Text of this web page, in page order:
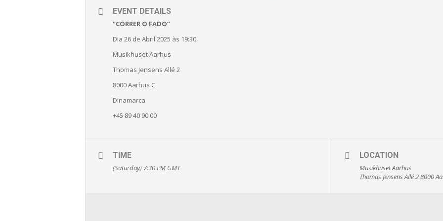
EVENT DETAILS
“CORRER O FADO”
Dia 26 de Abril 2025 às 19:30
Musikhuset Aarhus
Thomas Jensens Allé 2
8000 Aarhus C
Dinamarca
+45 89 40 90 00
TIME
(Saturday) 7:30 PM GMT
LOCATION
Musikhuset Aarhus
Thomas Jensens Allé 2 8000